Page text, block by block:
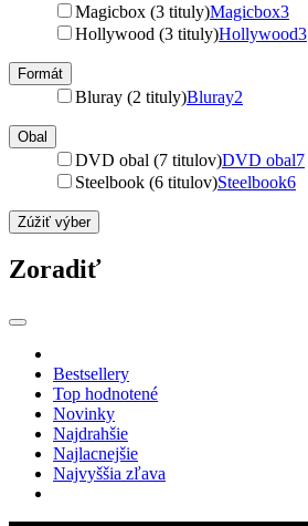
Magicbox (3 tituly)Magicbox3
Hollywood (3 tituly)Hollywood3
Formát
Bluray (2 tituly)Bluray2
Obal
DVD obal (7 titulov)DVD obal7
Steelbook (6 titulov)Steelbook6
Zúžiť výber
Zoradiť
Bestsellery
Top hodnotené
Novinky
Najdrahšie
Najlacnejšie
Najvyššia zľava